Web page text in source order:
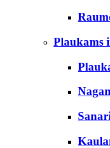
Plaukams